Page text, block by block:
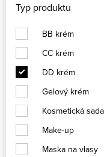
Typ produktu
BB krém
CC krém
DD krém
Gelový krém
Kosmetická sada
Make-up
Maska na vlasy